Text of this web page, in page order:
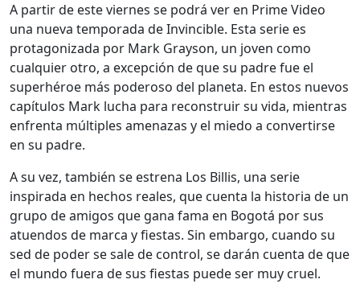
A partir de este viernes se podrá ver en Prime Video
una nueva temporada de Invincible. Esta serie es
protagonizada por Mark Grayson, un joven como
cualquier otro, a excepción de que su padre fue el
superhéroe más poderoso del planeta. En estos nuevos
capítulos Mark lucha para reconstruir su vida, mientras
enfrenta múltiples amenazas y el miedo a convertirse
en su padre.
A su vez, también se estrena Los Billis, una serie
inspirada en hechos reales, que cuenta la historia de un
grupo de amigos que gana fama en Bogotá por sus
atuendos de marca y fiestas. Sin embargo, cuando su
sed de poder se sale de control, se darán cuenta de que
el mundo fuera de sus fiestas puede ser muy cruel.